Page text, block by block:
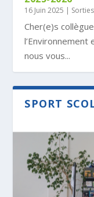
16 Juin 2025 |
Cher(e)s
nous vous...
SPORT